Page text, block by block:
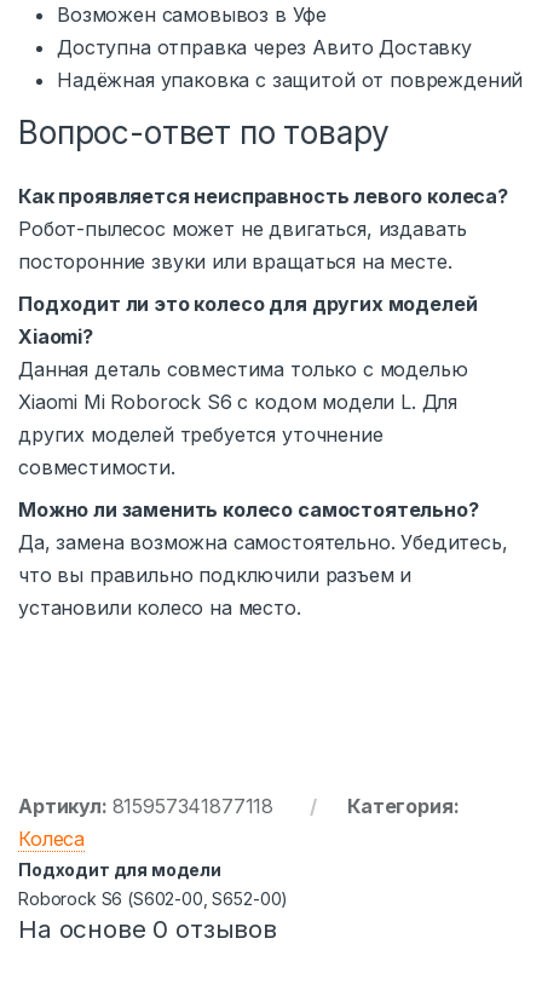
Возможен самовывоз в Уфе
Доступна отправка через Авито Доставку
Надёжная упаковка с защитой от повреждений
Вопрос-ответ по товару
Как проявляется неисправность левого колеса?
Робот-пылесос может не двигаться, издавать
посторонние звуки или вращаться на месте.
Подходит ли это колесо для других моделей
Xiaomi?
Данная деталь совместима только с моделью
Xiaomi Mi Roborock S6 с кодом модели L. Для
других моделей требуется уточнение
совместимости.
Можно ли заменить колесо самостоятельно?
Да, замена возможна самостоятельно. Убедитесь,
что вы правильно подключили разъем и
установили колесо на место.
Артикул: 815957341877118
Категория:
Колеса
Подходит для модели
Roborock S6 (S602-00, S652-00)
На основе 0 отзывов